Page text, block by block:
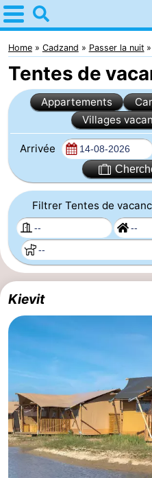
Home
Cadzand
Astuces
Avec
enfants
la
nuit
Appartements
Campings
Chaumières
Bad
Meersee
-
Beach
Bad
-
Cadzand
Hoogduin
-
Noordzee
-
Home Cadzand Passer la nuit
Tentes de
Appartements
Villages
Arrivée
Filtrer Tentes de
Kievit